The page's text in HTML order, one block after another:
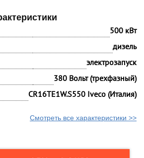
500 кВт
дизель
электрозапуск
380 Вольт (трехфазный)
CR16TE1W.S550 Iveco (Италия)
Смотреть все характеристики >>